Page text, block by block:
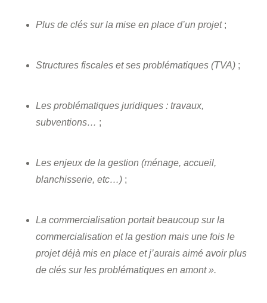
Plus de clés sur la mise en place d’un projet;
Structures fiscales et ses problématiques (TVA) ;
Les problématiques juridiques : travaux,
subventions… ;
Les enjeux de la gestion (ménage, accueil,
blanchisserie, etc…) ;
La commercialisation portait beaucoup sur la
commercialisation et la gestion mais une fois le
projet déjà mis en place et j’aurais aimé avoir plus
de clés sur les problématiques en amont ».